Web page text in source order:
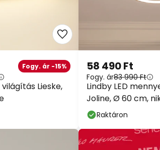
világítás Lieske,
Fogy. ár -15%
Lindby LED
Joline, Ø 60 cm,
58 490 Ft
Fogy. ár83 990 Ft
Raktáron